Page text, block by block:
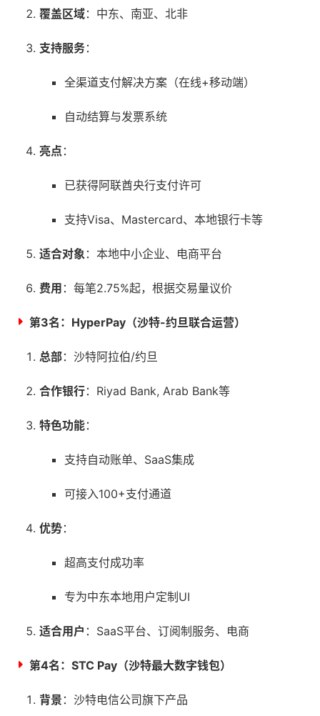
覆盖区域：中东、南亚、北非
支持服务：
全渠道支付解决方案（在线+移动端）
自动结算与发票系统
亮点 ：
已获得阿联酋央行支付许可
支持Visa、Mastercard、本地银行卡等
适合对象 ：本地中小企业、电商平台
费用 ：每笔2.75%起，根据交易量议价
第3名： HyperPay（沙特-约旦联合运营）
总部：沙特阿拉伯/约旦
合作银行：Riyad Bank, Arab Bank等
特色功能：
支持自动账单、SaaS集成
可接入100+支付通道
优势：
超高支付成功率
专为中东本地用户定制UI
适合用户 ：SaaS平台、订阅制服务、电商
第4名： STC Pay（沙特最大数字钱包）
背景 ：沙特电信公司旗下产品